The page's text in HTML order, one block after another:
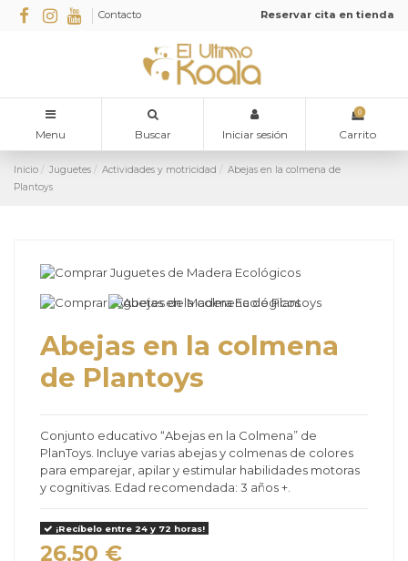
Contacto Reservar cita en tienda
Menu Buscar Iniciar sesión
0
Carrito
Inicio Juguetes Actividades y motricidad
Abejas en la colmena de
Plantoys
Abejas en la colmena
de Plantoys
Conjunto educativo “Abejas en la Colmena” de
PlanToys. Incluye varias abejas y colmenas de colores
para emparejar, apilar y estimular habilidades motoras
y cognitivas. Edad recomendada: 3 años +.
¡Recíbelo entre 24 y 72 horas!
26,50 €